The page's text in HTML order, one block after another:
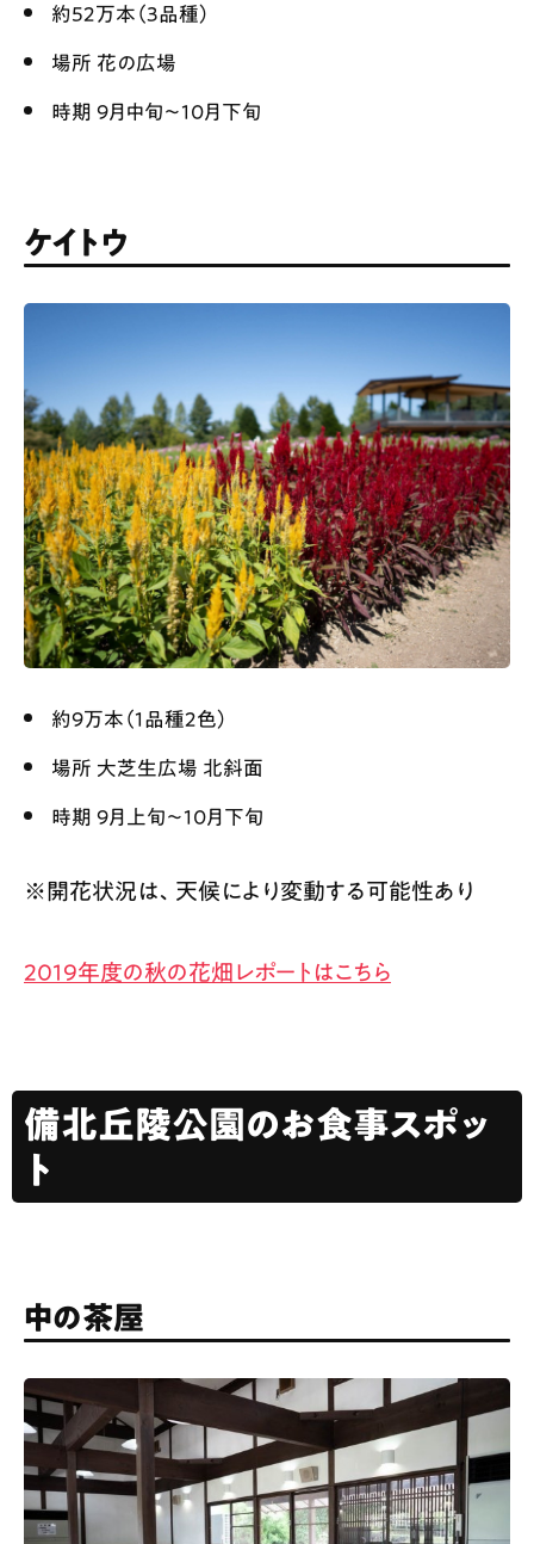
約52万本（3品種）
場所 花の広場
時期 9月中旬〜10月下旬
ケイトウ
約9万本（1品種2色）
場所 大芝生広場 北斜面
時期 9月上旬〜10月下旬
※開花状況は、天候により変動する可能性あり
2019年度の秋の花畑レポートはこちら
備北丘陵公園のお食事スポッ
ト
中の茶屋